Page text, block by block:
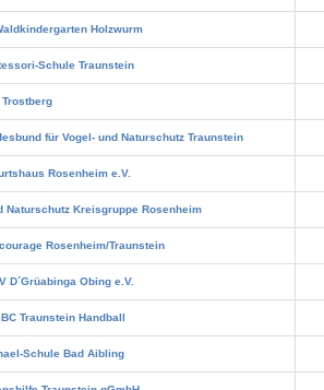
Holzwurm
Schule Traunstein
Trostberg
für Vogel- und Naturschutz Traunstein
Rosenheim e.V.
Naturschutz Kreisgruppe Rosenheim
Rosenheim/Traunstein
D´Grüabinga Obing e.V.
Traunstein Handball
Schule Bad Aibling